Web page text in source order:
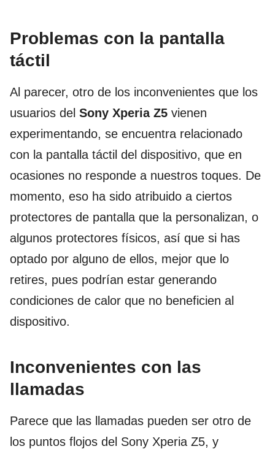
Problemas con la pantalla
táctil
Al parecer, otro de los inconvenientes que los
usuarios del Sony Xperia Z5 vienen
experimentando, se encuentra relacionado
con la pantalla táctil del dispositivo, que en
ocasiones no responde a nuestros toques. De
momento, eso ha sido atribuido a ciertos
protectores de pantalla que la personalizan, o
algunos protectores físicos, así que si has
optado por alguno de ellos, mejor que lo
retires, pues podrían estar generando
condiciones de calor que no beneficien al
dispositivo.
Inconvenientes con las
llamadas
Parece que las llamadas pueden ser otro de
los puntos flojos del Sony Xperia Z5, y